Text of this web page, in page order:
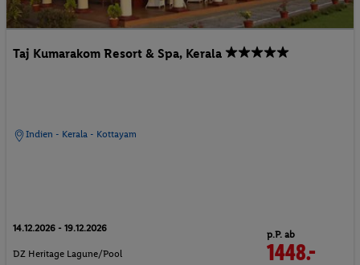
Taj Kumarakom Resort & Spa, Kerala
Indien - Kerala - Kottayam
14.12.2026 - 19.12.2026
DZ Heritage Lagune/Pool
p.P. ab
1448.-